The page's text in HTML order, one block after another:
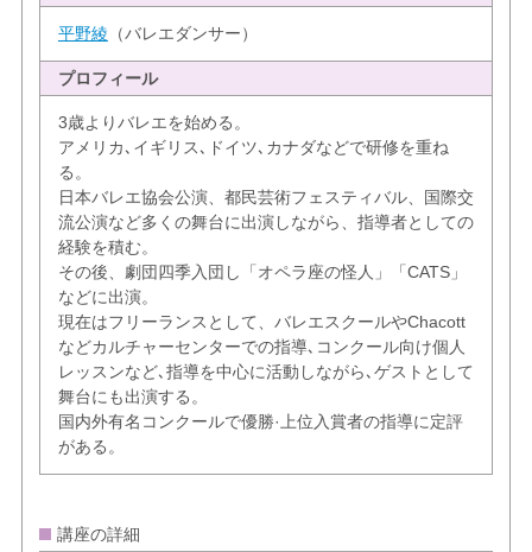
平野綾 （バレエダンサー）
プロフィール
3歳よりバレエを始める。
アメリカ､イギリス､ドイツ､カナダなどで研修を重ね
る。
日本バレエ協会公演、都民芸術フェスティバル、国際交
流公演など多くの舞台に出演しながら、指導者としての
経験を積む。
その後、劇団四季入団し「オペラ座の怪人」「CATS」
などに出演。
現在はフリーランスとして、バレエスクールやChacott
などカルチャーセンターでの指導､コンクール向け個人
レッスンなど､指導を中心に活動しながら､ゲストとして
舞台にも出演する。
国内外有名コンクールで優勝·上位入賞者の指導に定評
がある。
講座の詳細